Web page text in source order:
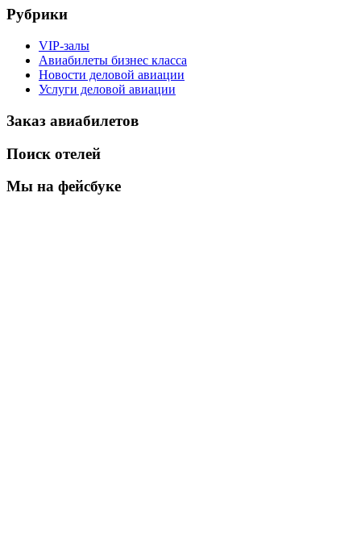
Рубрики
VIP-залы
Авиабилеты бизнес класса
Новости деловой авиации
Услуги деловой авиации
Заказ авиабилетов
Поиск отелей
Мы на фейсбуке